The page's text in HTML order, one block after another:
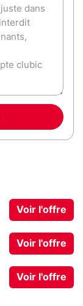
Voir l'offre
Voir l'offre
Voir l'offre